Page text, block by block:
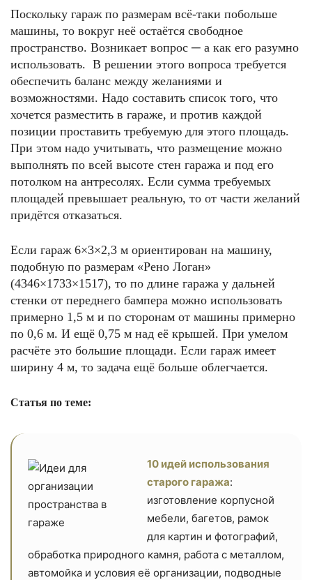
Поскольку гараж по размерам всё-таки побольше
машины, то вокруг неё остаётся свободное
пространство. Возникает вопрос ─ а как его разумно
использовать. В решении этого вопроса требуется
обеспечить баланс между желаниями и
возможностями. Надо составить список того, что
хочется разместить в гараже, и против каждой
позиции проставить требуемую для этого площадь.
При этом надо учитывать, что размещение можно
выполнять по всей высоте стен гаража и под его
потолком на антресолях. Если сумма требуемых
площадей превышает реальную, то от части желаний
придётся отказаться.
Если гараж 6×3×2,3 м ориентирован на машину,
подобную по размерам «Рено Логан»
(4346×1733×1517), то по длине гаража у дальней
стенки от переднего бампера можно использовать
примерно 1,5 м и по сторонам от машины примерно
по 0,6 м. И ещё 0,75 м над её крышей. При умелом
расчёте это большие площади. Если гараж имеет
ширину 4 м, то задача ещё больше облегчается.
Статья по теме:
10 идей использования
старого гаража:
изготовление корпусной
мебели, багетов, рамок
для картин и фотографий,
обработка природного камня, работа с металлом,
автомойка и условия её организации, подводные